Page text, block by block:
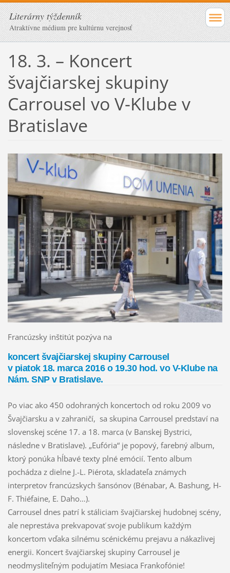
Literárny týždenník
Atraktívne médium pre kultúrnu verejnosť
18. 3. – Koncert
švajčiarskej skupiny
Carrousel vo V-Klube v
Bratislave
Francúzsky inštitút pozýva na
koncert švajčiarskej skupiny Carrousel
v piatok 18. marca 2016 o 19.30 hod. vo V-Klube na
Nám. SNP v Bratislave.
Po viac ako 450 odohraných koncertoch od roku 2009 vo
Švajčiarsku a v zahraničí, sa skupina Carrousel predstaví na
slovenskej scéne 17. a 18. marca (v Banskej Bystrici,
následne v Bratislave). „Eufória“ je popový, farebný album,
ktorý ponúka hĺbavé texty plné emócií. Tento album
pochádza z dielne J.-L. Piérota, skladateľa známych
interpretov francúzskych šansónov (Bénabar, A. Bashung, H-
F. Thiéfaine, E. Daho…).
Carrousel dnes patrí k stáliciam švajčiarskej hudobnej scény,
ale neprestáva prekvapovať svoje publikum každým
koncertom vďaka silnému scénickému prejavu a nákazlivej
energii. Koncert švajčiarskej skupiny Carrousel je
neodmysliteľným podujatím Mesiaca Frankofónie!